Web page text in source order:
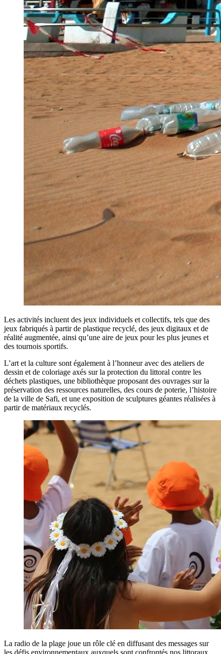
Les activités incluent des jeux individuels et collectifs, tels que des
jeux fabriqués à partir de plastique recyclé, des jeux digitaux et de
réalité augmentée, ainsi qu’une aire de jeux pour les plus jeunes et
des tournois sportifs.
L’art et la culture sont également à l’honneur avec des ateliers de
dessin et de coloriage axés sur la protection du littoral contre les
déchets plastiques, une bibliothèque proposant des ouvrages sur la
préservation des ressources naturelles, des cours de poterie, l’histoire
de la ville de Safi, et une exposition de sculptures géantes réalisées à
partir de matériaux recyclés.
La radio de la plage joue un rôle clé en diffusant des messages sur
les défis environnementaux auxquels sont confrontés nos littoraux,